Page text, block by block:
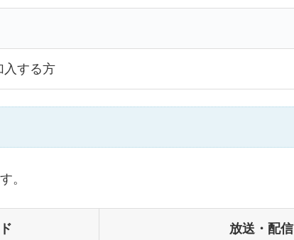
入する方
。
放送・配信